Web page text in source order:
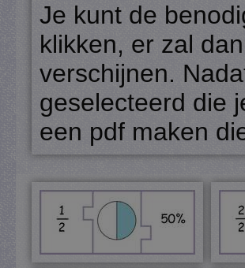
Je kunt de
klikken, er zal
verschijnen.
geselecteerd die
een pdf maken